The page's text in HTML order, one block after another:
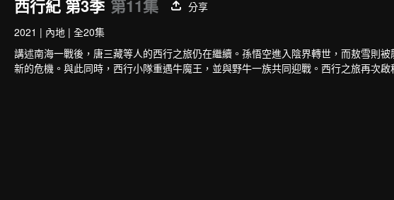
西行紀 第3季 第11集
分享
2021 | 內地 | 全20集
講述南海一戰後，唐三藏等人的西行之旅仍在繼續。孫悟空進入陰界轉世，而敖雪則
新的危機。與此同時，西行小隊重遇牛魔王，並與野牛一族共同迎戰。西行之旅再次